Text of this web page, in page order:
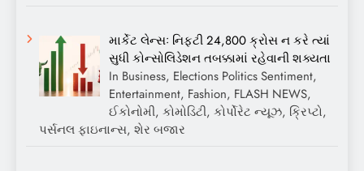
માર્કેટ લેન્સઃ નિફ્ટી 24,800 ક્રોસ ન કરે ત્યાં
સુધી કોન્સોલિડેશન તબક્કામાં રહેવાની શક્યતા
In Business, Elections Politics Sentiment,
Entertainment, Fashion, FLASH NEWS,
ઈકોનોમી, કોમોડિટી, કોર્પોરેટ ન્યૂઝ, ક્રિપ્ટો,
પર્સનલ ફાઇનાન્સ, શેર બજાર